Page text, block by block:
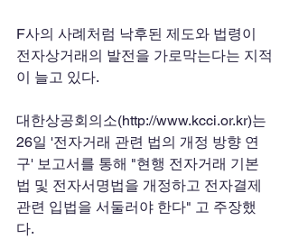
F사의 사례처럼 낙후된 제도와 법령이
전자상거래의 발전을 가로막는다는 지적
이 늘고 있다.
대한상공회의소(http://www.kcci.or.kr)는
26일 '전자거래 관련 법의 개정 방향 연
구' 보고서를 통해 "현행 전자거래 기본
법 및 전자서명법을 개정하고 전자결제
관련 입법을 서둘러야 한다" 고 주장했
다.